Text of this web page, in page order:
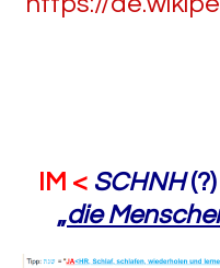
IM < SCHNH(?)
„die